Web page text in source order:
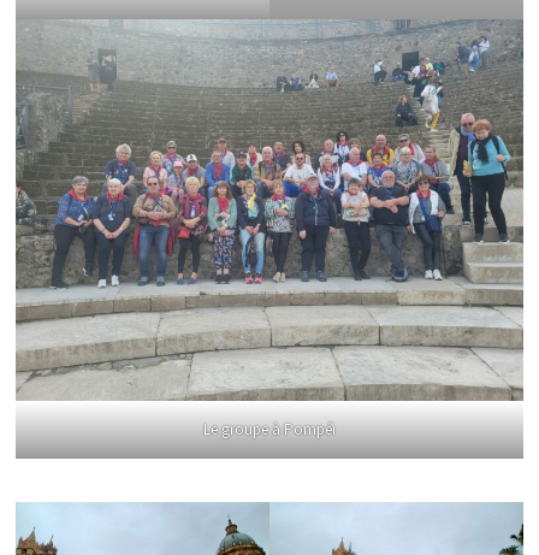
Le groupe à Pompéi